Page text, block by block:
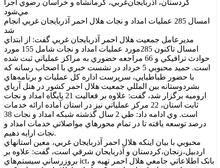
کردستان، آذربايجان‌غربي، کرمانشاه و خراسان رضوي اجرا
مي‌شود
امسال 285 عمليات امداد و نجات هلال احمر آذربايجان غربي انجام
شد
مديرعامل جمعيت هلال احمر آذربايجان غربي گفت: از ابتداي
امسال تاکنون 285مورد عمليات امداد و نجات شامل 155 مورد
حوادث ترافيکي و 66 مراجعه حضوري به مراکز عملياتي ثبت شده
است. حميد محبوبي 5 خرداد در نشست خبري با اصحاب رسانه که
با حضور طباطبايي، سرپرست اداره کل عمليات و برنامه‌هاي
بشردوستانه بين المللي جمعيت هلال احمر کشور در هتل آرياي
اروميه برگزار شد، گفت: علاوه بر فعاليت 21 پايگاه امداد و نجات
ثابت استان، 22 مرکز عملياتي نيز در استان آماده ارائه خدمات
است. وي ادامه داد: طي 2 سال گذشته شبکه امداد و نجات 38
درصد توسعه يافته تا در تمام محورهاي مواصلاتي خدمات امداد و
نجات ارايه دهيم.
محبوبي با بيان اينکه هلال احمر آذربايجان غربي، معين استانهاي
اردبيل،زنجان،کردستان و آذربايجان شرقي است، گفت: علاوه بر
بروزرساني سيستم‌هاي ict، بانک اطلاعاتي جامعي هلال احمر تهيه و